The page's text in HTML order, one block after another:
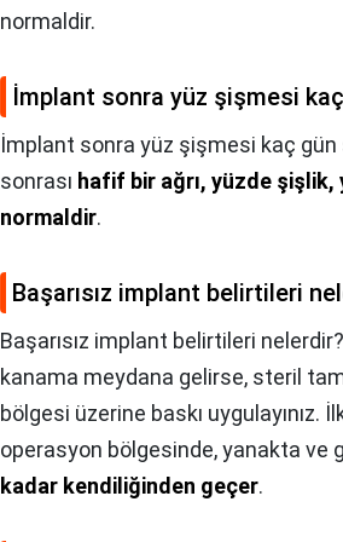
normaldir.
İmplant sonra yüz şişmesi
İmplant sonra yüz şişmesi kaç gün
sonrası hafif bir ağrı, yüzde şişlik,
normaldir.
Başarısız implant belirtileri
Başarısız implant belirtileri
kanama meydana gelirse, steril
bölgesi üzerine baskı
operasyon bölgesinde, yanakta ve
kadar kendiliğinden geçer.